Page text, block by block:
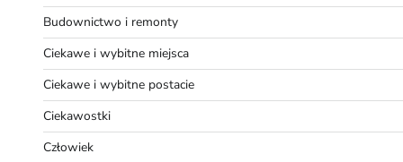
Budownictwo i remonty
Ciekawe i wybitne miejsca
Ciekawe i wybitne postacie
Ciekawostki
Człowiek